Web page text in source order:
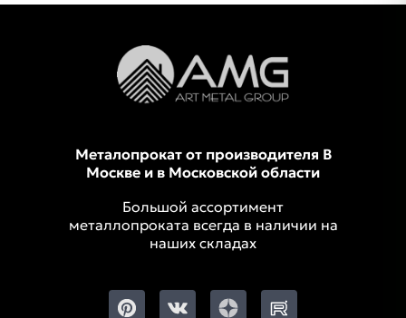
Металопрокат от производителя В
Москве и в Московской области
Большой ассортимент
металлопроката всегда в наличии на
наших складах